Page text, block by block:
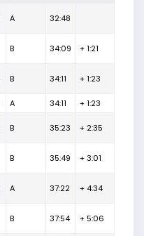
A 32:48
B 34:09 + 1:21
B 34:11 + 1:23
A 34:11 + 1:23
B 35:23 + 2:35
B 35:49 + 3:01
A 37:22 + 4:34
B 37:54 + 5:06